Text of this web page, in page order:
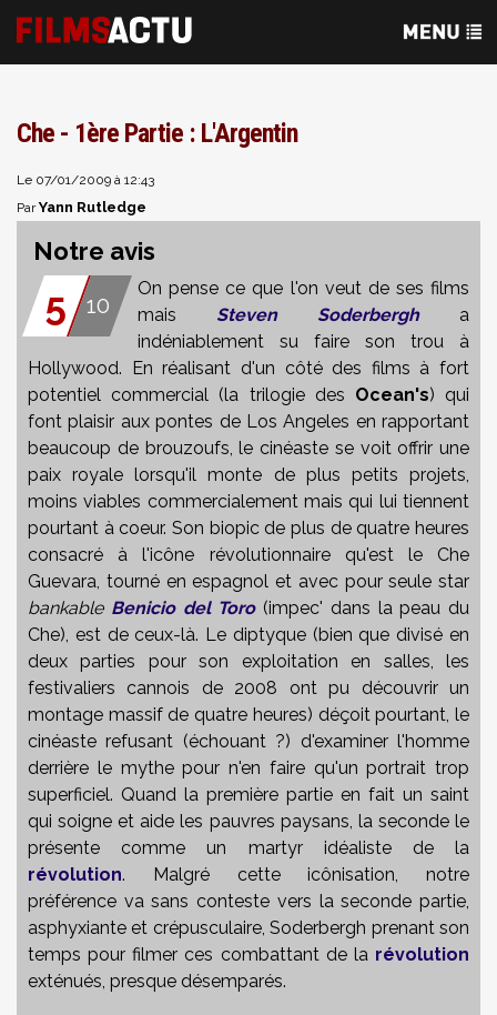
Che - 1ère Partie : L'Argentin
Le 07/01/2009 à 12:43
ParYann Rutledge
Notre avis
5 10
On pense ce que l'on veut de ses films
mais Steven Soderbergha
indéniablement su faire son trou à
Hollywood. En réalisant d'un côté des films à fort
potentiel commercial (la trilogie des Ocean's) qui
font plaisir aux pontes de Los Angeles en rapportant
beaucoup de brouzoufs, le cinéaste se voit offrir une
paix royale lorsqu'il monte de plus petits projets,
moins viables commercialement mais qui lui tiennent
pourtant à coeur. Son biopic de plus de quatre heures
consacré à l'icône révolutionnaire qu'est le Che
Guevara, tourné en espagnol et avec pour seule star
bankable Benicio del Toro(impec' dans la peau du
Che), est de ceux-là. Le diptyque (bien que divisé en
deux parties pour son exploitation en salles, les
festivaliers cannois de 2008 ont pu découvrir un
montage massif de quatre heures) déçoit pourtant, le
cinéaste refusant (échouant ?) d'examiner l'homme
derrière le mythe pour n'en faire qu'un portrait trop
superficiel. Quand la première partie en fait un saint
qui soigne et aide les pauvres paysans, la seconde le
présente comme un martyr idéaliste de la
révolution. Malgré cette icônisation, notre
préférence va sans conteste vers la seconde partie,
asphyxiante et crépusculaire, Soderbergh prenant son
temps pour filmer ces combattant de la révolution
exténués, presque désemparés.